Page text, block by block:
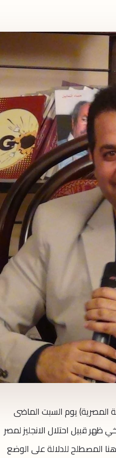
يوم السبت الماضى
قبيل احتلال الانجليز لمصر
المصطلح للدلالة على الوضع